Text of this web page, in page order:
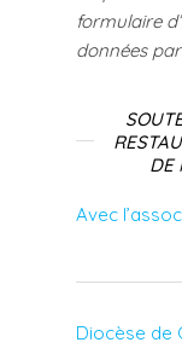
formulaire
données
DE
Avec
Diocèse de